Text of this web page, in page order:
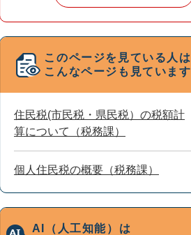
このページを見ている人は
こんなページも見ています
住民税(市民税・県民税）の税額計
算について（税務課）
個人住民税の概要（税務課）
AI（人工知能）は